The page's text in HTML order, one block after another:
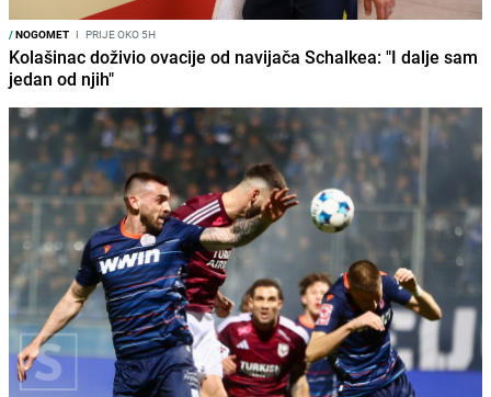
/NOGOMET I PRIJE OKO 5H
Kolašinac doživio ovacije od navijača Schalkea: "I dalje sam
jedan od njih"